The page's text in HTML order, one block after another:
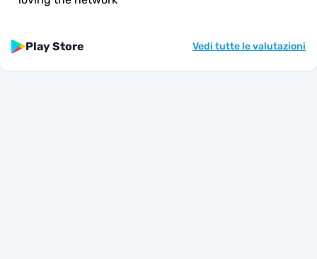
Play Store Vedi tutte le valutazioni